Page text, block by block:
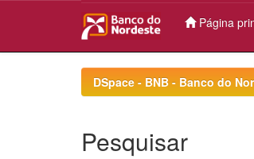
Página
DSpace - BNB - Banco do
Pesquisar